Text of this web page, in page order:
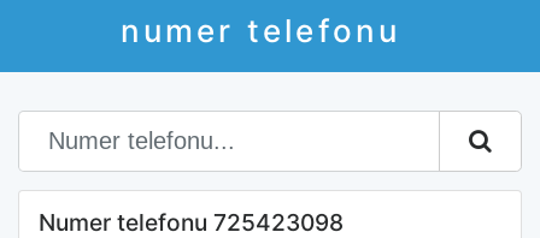
numer telefonu
Numer telefonu 725423098